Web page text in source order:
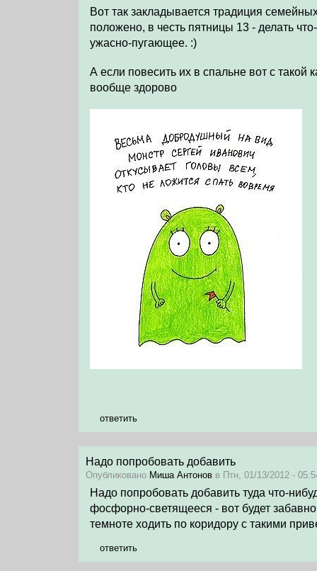
Вот так закладывается традиция
положено, в честь пятницы 13 - делать
ужасно-пугающее. :)
А если повесить их в спальне вот с такой
вообще здорово
ответить
Надо попробовать добавить
Опубликовано Миша Антонов в Птн, 01/13/2012 -
Надо попробовать добавить туда что-
фосфорно-светящееся - вот будет
темноте ходить по коридору с такими
ответить